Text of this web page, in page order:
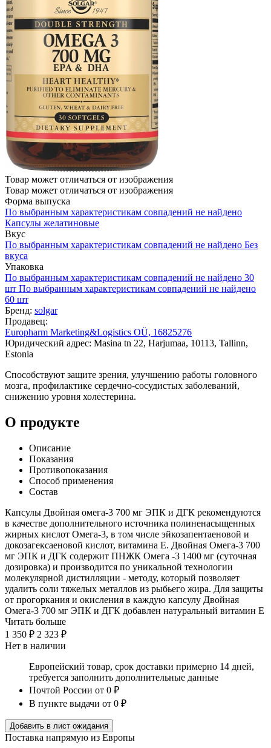
Товар может отличаться от изображения
Товар может отличаться от изображения
Форма выпуска
По выбранным характеристикам совпадений не найдено
Капсулы желатиновые
Вкус
По выбранным характеристикам совпадений не найдено Без
вкуса
Упаковка
По выбранным характеристикам совпадений не найдено 30
шт По выбранным характеристикам совпадений не найдено
60 шт
Бренд: solgar
Продавец:
Europharm Marketing&Logistics OÜ, 16825276
Юридический адрес: Masina tn 22, Harjumaa, 10113, Tallinn,
Estonia
Способствуют защите зрения, улучшению работы головного
мозга, профилактике сердечно-сосудистых заболеваний,
снижению уровня холестерина.
О продукте
Описание
Показания
Противопоказания
Способ применения
Состав
Капсулы Двойная омега-3 700 мг ЭПК и ДГК рекомендуются
в качестве дополнительного источника полиненасыщенных
жирных кислот Омега-3, в том числе эйкозапентаеновой и
докозагексаеновой кислот, витамина Е. Двойная Омега-3 700
мг ЭПК и ДГК содержит ПНЖК Омега -3 1400 мг (суточная
дозировка) и производится по уникальной технологии
молекулярной дистилляции - методу, который позволяет
удалить соли тяжелых металлов из рыбьего жира. Для защиты
от прогоркания и окисления в каждую капсулу Двойная
Омега-3 700 мг ЭПК и ДГК добавлен натуральный витамин Е
Читать больше
1 350 ₽ 2 323 ₽
Нет в наличии
Европейский товар, срок доставки примерно 14 дней,
требуется заполнить дополнительные данные
Почтой России от 0 ₽
В пункте выдачи от 0 ₽
Добавить в лист ожидания
Поставка напрямую из Европы